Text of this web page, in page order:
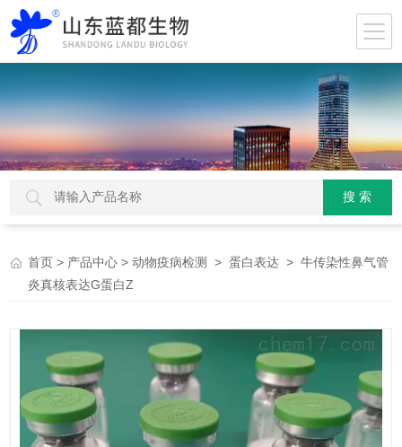
首页 > 产品中心 >动物疫病检测 >蛋白表达 > 牛传染性鼻气管
炎真核表达G蛋白Z